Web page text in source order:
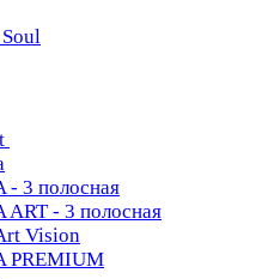
- 3 полосная
ART - 3 полосная
Vision
PREMIUM